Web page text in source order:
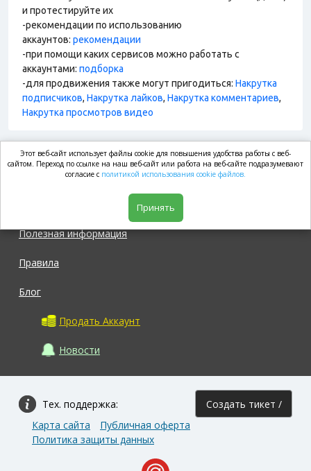
и протестируйте их
-рекомендации по использованию
аккаунтов: рекомендации
-при помощи каких сервисов можно работать с
аккаунтами: подборка
-для продвижения также могут пригодиться: Накрутка
подписчиков, Накрутка лайков, Накрутка комментариев,
Накрутка просмотров видео
market.com
Полезная информация
Правила
Блог
Продать Аккаунт
Новости
Тех. поддержка: Создать тикет /
Карта сайта
Публичная оферта
Политика защиты данных
Этот веб-сайт использует файлы cookie для повышения удобства работы с веб-
сайтом. Переход по ссылке на наш веб-сайт или работа на веб-сайте подразумевают
согласие с политикой использования cookie файлов.
Принять